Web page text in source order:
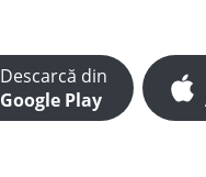
Descarcă din
Google Play